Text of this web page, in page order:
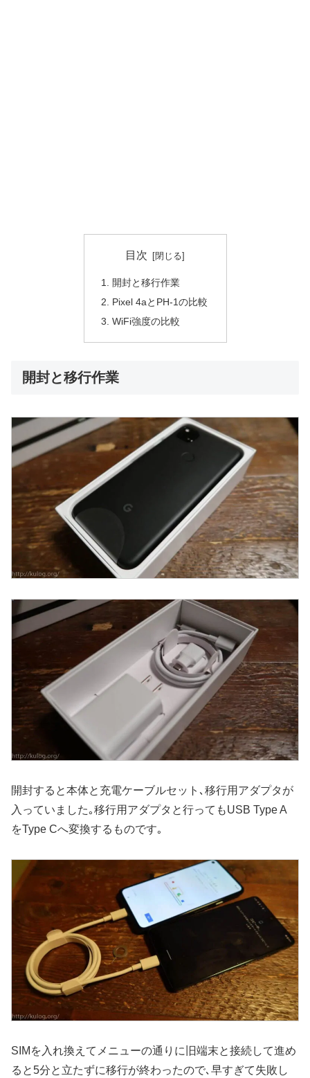
目次
開封と移行作業
Pixel 4aとPH-1の比較
WiFi強度の比較
開封と移行作業
開封すると本体と充電ケーブルセット､移行用アダプタが
入っていました｡移行用アダプタと行ってもUSB Type A
をType Cへ変換するものです｡
SIMを入れ換えてメニューの通りに旧端末と接続して進め
ると5分と立たずに移行が終わったので､早すぎて失敗し